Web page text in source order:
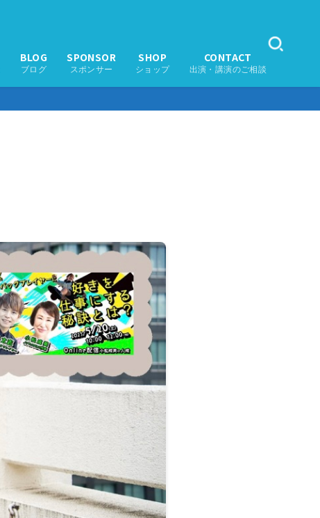
BLOG
ブログ
SPONSOR
スポンサー
SHOP
ショップ
CONTACT
出演・講演のご相談